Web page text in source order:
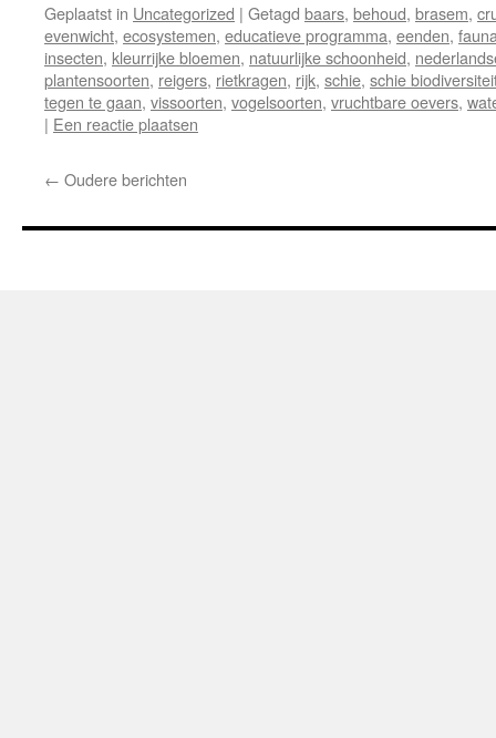
Geplaatst in Uncategorized | Getagd baars, behoud, brasem,
evenwicht, ecosystemen, educatieve programma, eenden,
insecten, kleurrijke bloemen, natuurlijke schoonheid,
plantensoorten, reigers, rietkragen, rijk, schie, schie
tegen te gaan, vissoorten, vogelsoorten, vruchtbare oevers,
| Een reactie plaatsen
← Oudere berichten